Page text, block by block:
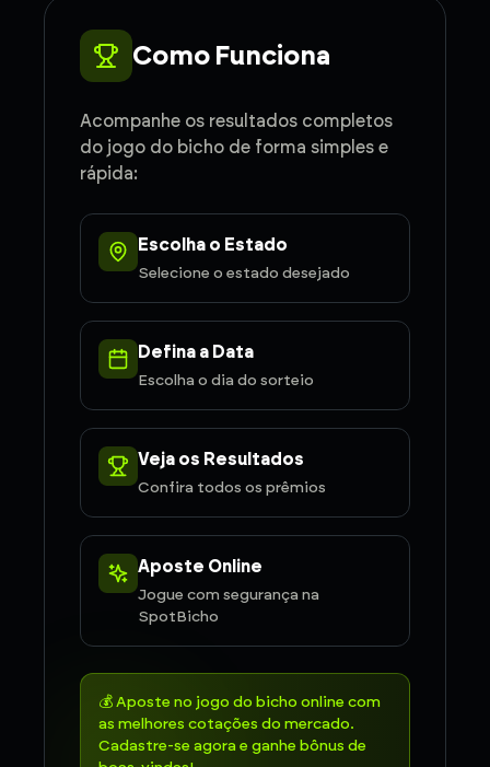
Como Funciona
Acompanhe os resultados completos
do jogo do bicho de forma simples e
rápida:
Escolha o Estado
Selecione o estado desejado
Defina a Data
Escolha o dia do sorteio
Veja os Resultados
Confira todos os prêmios
Aposte Online
Jogue com segurança na
SpotBicho
💰 Aposte no jogo do bicho online com
as melhores cotações do mercado.
Cadastre-se agora e ganhe bônus de